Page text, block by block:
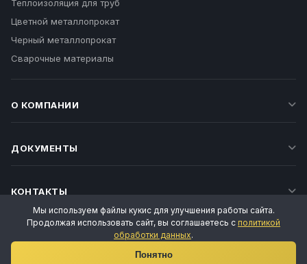
Теплоизоляция для труб
Цветной металлопрокат
Черный металлопрокат
Сварочные материалы
О КОМПАНИИ
ДОКУМЕНТЫ
КОНТАКТЫ
Мы используем файлы кукис для улучшения работы сайта.
Продолжая использовать сайт, вы соглашаетесь с политикой
обработки данных.
Понятно